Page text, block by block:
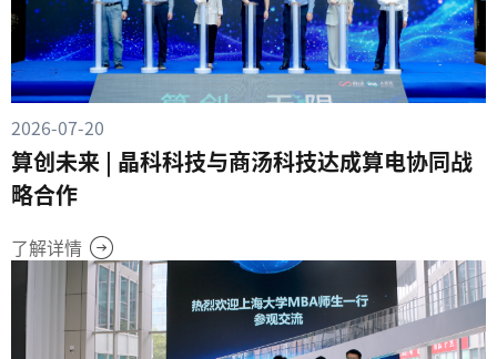
2026-07-20
算创未来 | 晶科科技与商汤科技达成算电协同战
略合作
了解详情